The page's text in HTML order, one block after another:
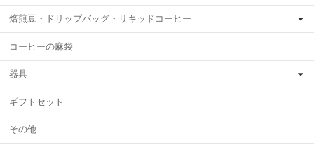
焙煎豆・ドリップバッグ・リキッドコーヒー
コーヒーの麻袋
器具
ギフトセット
その他